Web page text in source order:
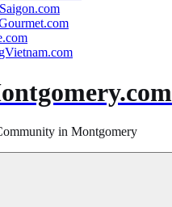
in Montgomery